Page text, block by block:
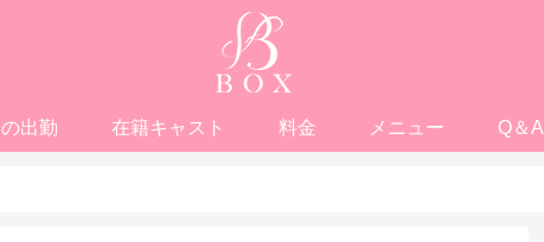
出勤 在籍キャスト 料金 メニュー Q＆A